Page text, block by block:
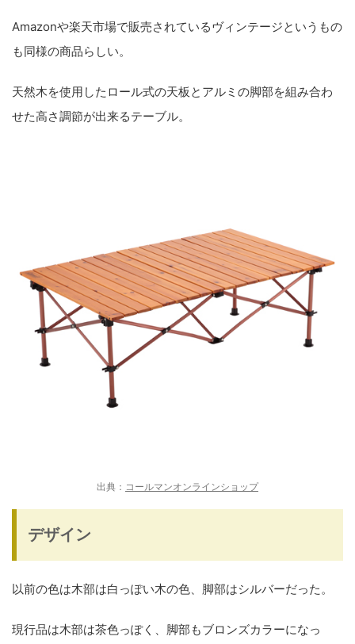
Amazonや楽天市場で販売されているヴィンテージというもの
も同様の商品らしい。
天然木を使用したロール式の天板 と アルミの脚部を組み合わ
せた高さ調節が出来るテーブル。
出典： コールマンオンラインショップ
デザイン
以前の色は木部は白っぽい木の色、脚部はシルバーだった。
現行品は木部は茶色っぽく、脚部もブロンズカラーになっ